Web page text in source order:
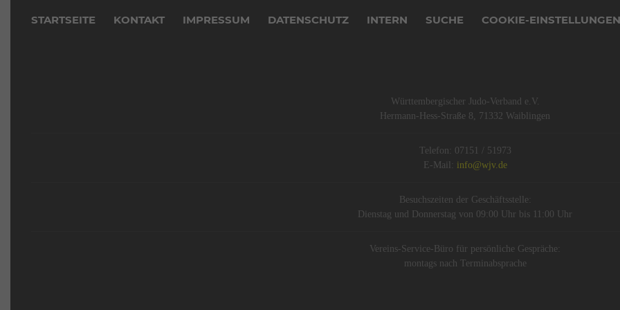
STARTSEITE KONTAKT IMPRESSUM DATENSCHUTZ INTERN SUCHE COOKIE-EINSTELLUNGEN
Württembergischer Judo-Verband e.V.
Hermann-Hess-Straße 8, 71332 Waiblingen
Telefon: 07151 / 51973
E-Mail: info@wjv.de
Besuchszeiten der Geschäftsstelle:
Dienstag und Donnerstag von 09:00 Uhr bis 11:00 Uhr
Vereins-Service-Büro für persönliche Gespräche:
montags nach Terminabsprache